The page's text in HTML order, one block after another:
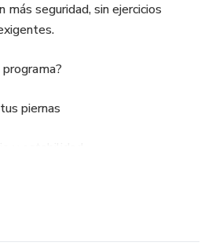
más seguridad, sin ejercicios
piernas